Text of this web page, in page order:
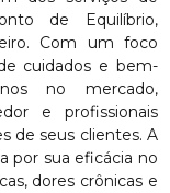
de Equilíbrio,
Com um foco
cuidados e bem-
no mercado,
e profissionais
de seus clientes. A
por sua eficácia no
dores crônicas e